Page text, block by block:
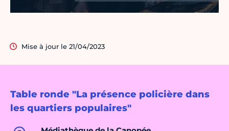
Table ronde "La présence policière dans
les quartiers populaires"
Mise à jour le 21/04/2023